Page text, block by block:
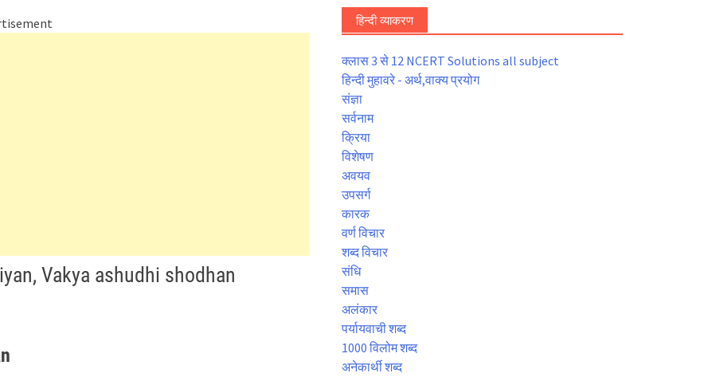
Vakya ashudhi shodhan
हिन्दी व्याकरण
क्लास 3 से 12 NCERT Solutions all subject
हिन्दी मुहावरे - अर्थ,वाक्य प्रयोग
संज्ञा
सर्वनाम
क्रिया
विशेषण
अवयव
उपसर्ग
कारक
वर्ण विचार
शब्द विचार
संधि
समास
अलंकार
पर्यायवाची शब्द
1000 विलोम शब्द
अनेकार्थी शब्द